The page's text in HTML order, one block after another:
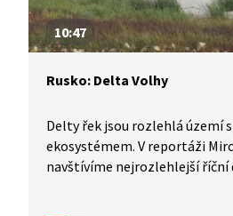
10:47
Rusko: Delta Volhy
Delty řek jsou rozlehlá území
ekosystémem. V reportáži
navštívíme nejrozlehlejší říční